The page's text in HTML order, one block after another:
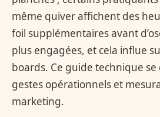
même quiver affichent des
foil supplémentaires avant
plus engagées, et cela influe
boards. Ce guide technique
gestes opérationnels et
marketing.